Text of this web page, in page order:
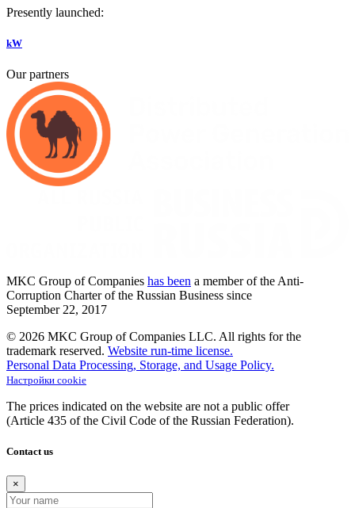
Presently launched:
kW
Our partners
MKC Group of Companies has been a member of the Anti-
Corruption Charter of the Russian Business since
September 22, 2017
© 2026 MKC Group of Companies LLC. All rights for the
trademark reserved. Website run-time license.
Personal Data Processing, Storage, and Usage Policy.
Настройки cookie
The prices indicated on the website are not a public offer
(Article 435 of the Civil Code of the Russian Federation).
Contact us
×